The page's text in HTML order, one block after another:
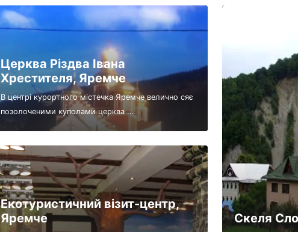
Церква Різдва Івана
Хрестителя, Яремче
В центрі курортного містечка Яремче велично сяє
позолоченими куполами церква ...
Екотуристичний візит-центр,
Яремче
Скеля